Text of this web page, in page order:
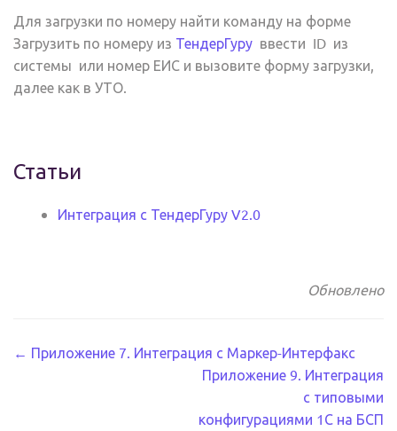
Для загрузки по номеру найти команду на форме
Загрузить по номеру из ТендерГуру ввести ID из
системы или номер ЕИС и вызовите форму загрузки,
далее как в УТО.
Статьи
Интеграция с ТендерГуру V2.0
Обновлено
Навигация
← Приложение 7. Интеграция с Маркер-Интерфакс
Приложение 9. Интеграция
с типовыми
конфигурациями 1С на БСП